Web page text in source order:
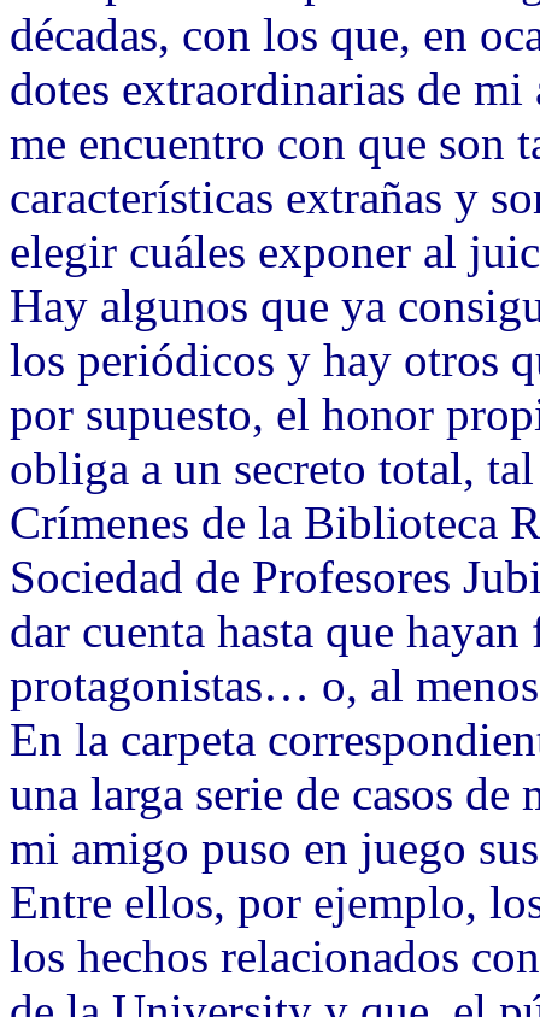
décadas, con los que, en
dotes extraordinarias de
me encuentro con que son
características extrañas y
elegir cuáles exponer al
Hay algunos que ya
los periódicos y hay otros
por supuesto, el honor
obliga a un secreto total,
Crímenes de la Biblioteca
Sociedad de Profesores
dar cuenta hasta que
protagonistas… o, al
En la carpeta
una larga serie de casos
mi amigo puso en juego
Entre ellos, por ejemplo,
los hechos relacionados